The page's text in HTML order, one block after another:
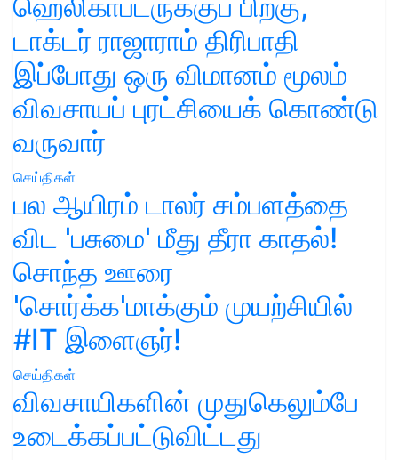
டாக்டர் ராஜாராம் திரிபாதி
இப்போது ஒரு விமானம் மூலம்
விவசாயப் புரட்சியைக் கொண்டு
வருவார்
செய்திகள்
பல ஆயிரம் டாலர் சம்பளத்தை
விட 'பசுமை' மீது தீரா காதல்!
சொந்த ஊரை
'சொர்க்க'மாக்கும் முயற்சியில்
#IT இளைஞர்!
செய்திகள்
விவசாயிகளின் முதுகெலும்பே
உடைக்கப்பட்டுவிட்டது